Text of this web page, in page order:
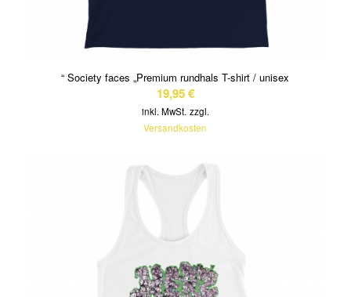
“ Society faces „Premium rundhals T-shirt / unisex
19,95€
inkl. MwSt. zzgl.
Versandkosten